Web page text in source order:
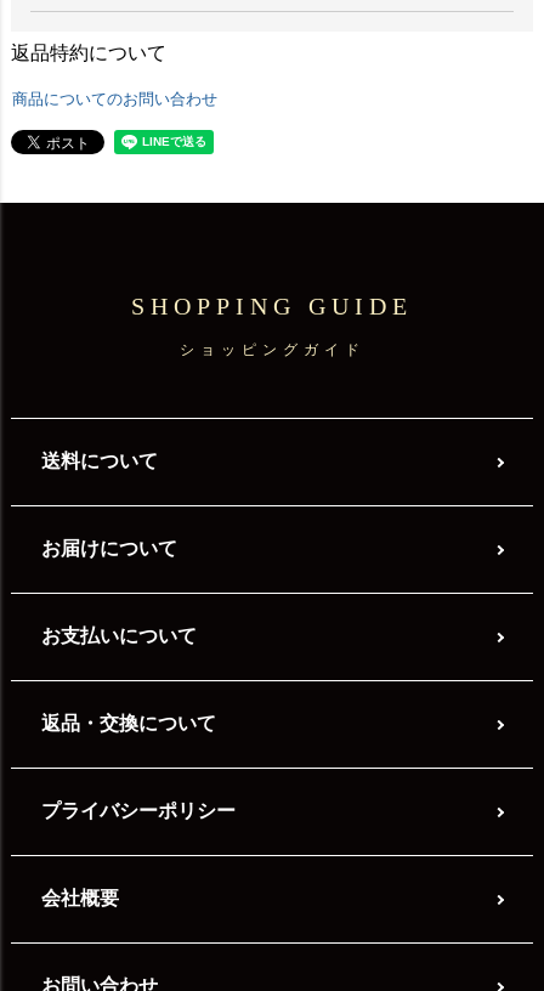
返品特約について
商品についてのお問い合わせ
SHOPPING GUIDE
ショッピングガイド
送料について
お届けについて
お支払いについて
返品・交換について
プライバシーポリシー
会社概要
お問い合わせ